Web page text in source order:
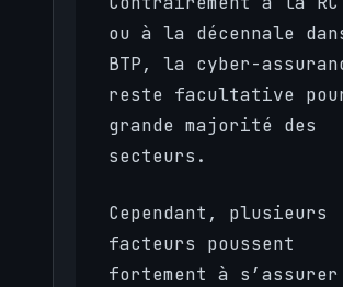
ou à la décennale
BTP, la cyber-
reste facultative
grande majorité des
secteurs.
Cependant, plusieurs
facteurs poussent
fortement à